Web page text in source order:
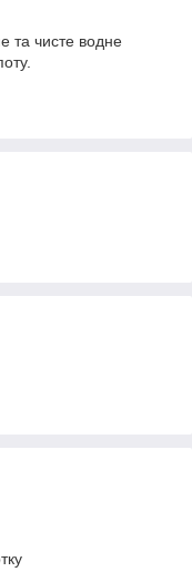
та чисте водне